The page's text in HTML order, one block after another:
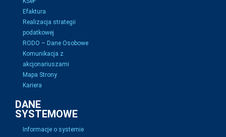
Efaktura
Realizacja strategii
podatkowej
RODO – Dane Osobowe
Komunikacja z
akcjonariuszami
Mapa Strony
Kariera
DANE
SYSTEMOWE
Informacje o systemie